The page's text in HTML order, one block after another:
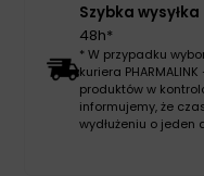
Szybka wysyłka
48h*
* W przypadku
kuriera
produktów w
informujemy, że
wydłużeniu o jeden